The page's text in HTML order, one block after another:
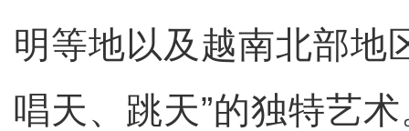
明等地以及越南北部地
唱天、跳天”的独特艺